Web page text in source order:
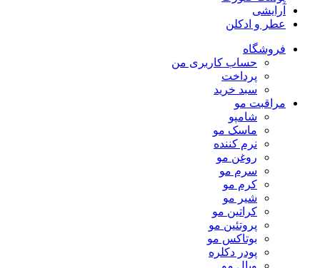
آرایشی
عطر و ادکلن
فروشگاه
حساب کاربری من
پرداخت
سبد خرید
مراقبت مو
شامپو
ماسک مو
نرم کننده
روغن مو
سرم مو
کرم مو
شیر مو
کراتین مو
پروتئین مو
بوتاکس مو
پودر دکلره
ویال مو